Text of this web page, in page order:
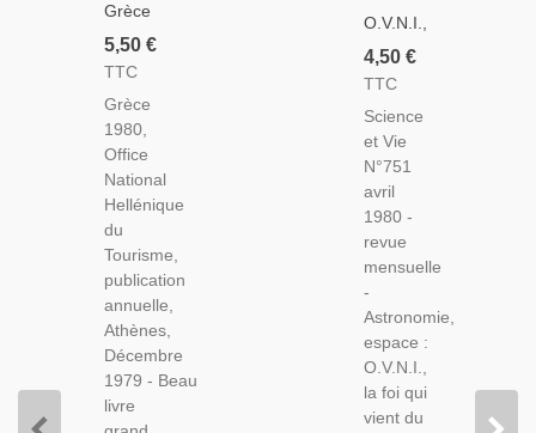
Grèce
1980,
Office
Hellénique
Du
Tourisme,
1979 -
Grèce,
Tourisme,
Archéologie,
Antiquité,
Grèce
Antique,
5,50 €
TTC
Grèce
1980,
Office
National
Hellénique
du
Tourisme,
publication
annuelle,
Athènes,
Décembre
1979 - Beau
livre
O.V.N.I.,
Jeux
Olympiques
Illusions
D'optique,
Lynx,
Sériculture
Soie
Artisanale,-
Science
Et Vie
N°751
Avril
1980 -
4,50 €
TTC
Science
et Vie
N°751
avril
1980 -
revue
mensuelle
-
Astronomie,
espace :
O.V.N.I.,
la foi qui
vient du